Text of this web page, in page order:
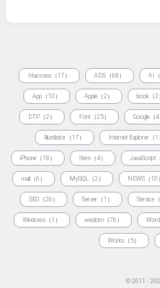
.htaccess（17） ADS（68） AI（
App（10） Apple（2） book（2
DTP（2） Font（25） Google（4
Illustlator（17） Internet Explorer（1
iPhone（18） Item（4） JavaScript
mail（6） MySQL（2） NEWS（10）
SEO（26） Server（1） Service（
Windows（1） wisdom（76）
Works（5）
© 2011 -